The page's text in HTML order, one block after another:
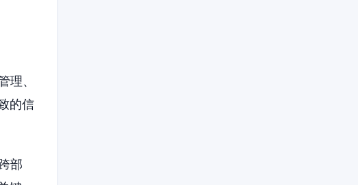
理、
的信
部